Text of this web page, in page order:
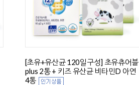
[초유+유산균 120일구성] 초유츄어블
plus 2통 + 키즈 유산균 비타민D 아연
4통